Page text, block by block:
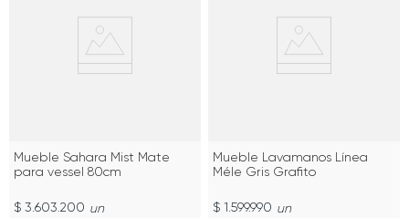
Mueble Sahara Mist Mate
para vessel 80cm
$ 3.603.200 un
Mueble Lavamanos Línea
Méle Gris Grafito
$ 1.599.990 un